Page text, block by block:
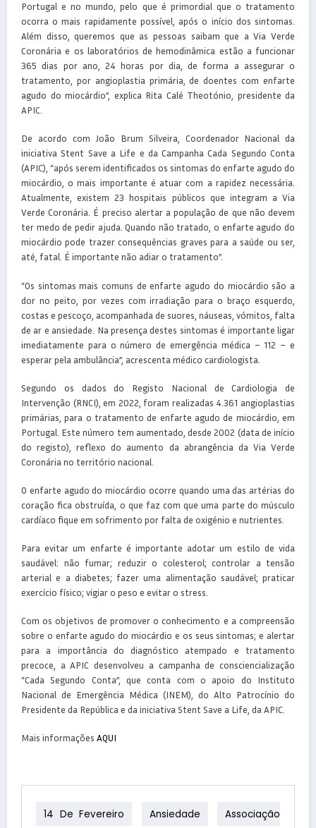
Portugal e no mundo, pelo que é primordial que o tratamento
ocorra o mais rapidamente possível, após o início dos sintomas.
Além disso, queremos que as pessoas saibam que a Via Verde
Coronária e os laboratórios de hemodinâmica estão a funcionar
365 dias por ano, 24 horas por dia, de forma a assegurar o
tratamento, por angioplastia primária, de doentes com enfarte
agudo do miocárdio”, explica Rita Calé Theotónio, presidente da
APIC.
De acordo com João Brum Silveira, Coordenador Nacional da
iniciativa Stent Save a Life e da Campanha Cada Segundo Conta
(APIC), “após serem identificados os sintomas do enfarte agudo do
miocárdio, o mais importante é atuar com a rapidez necessária.
Atualmente, existem 23 hospitais públicos que integram a Via
Verde Coronária. É preciso alertar a população de que não devem
ter medo de pedir ajuda. Quando não tratado, o enfarte agudo do
miocárdio pode trazer consequências graves para a saúde ou ser,
até, fatal. É importante não adiar o tratamento”.
“Os sintomas mais comuns de enfarte agudo do miocárdio são a
dor no peito, por vezes com irradiação para o braço esquerdo,
costas e pescoço, acompanhada de suores, náuseas, vómitos, falta
de ar e ansiedade. Na presença destes sintomas é importante ligar
imediatamente para o número de emergência médica – 112 – e
esperar pela ambulância”, acrescenta médico cardiologista.
Segundo os dados do Registo Nacional de Cardiologia de
Intervenção (RNCI), em 2022, foram realizadas 4.361 angioplastias
primárias, para o tratamento de enfarte agudo de miocárdio, em
Portugal. Este número tem aumentado, desde 2002 (data de início
do registo), reflexo do aumento da abrangência da Via Verde
Coronária no território nacional.
O enfarte agudo do miocárdio ocorre quando uma das artérias do
coração fica obstruída, o que faz com que uma parte do músculo
cardíaco fique em sofrimento por falta de oxigénio e nutrientes.
Para evitar um enfarte é importante adotar um estilo de vida
saudável: não fumar; reduzir o colesterol; controlar a tensão
arterial e a diabetes; fazer uma alimentação saudável; praticar
exercício físico; vigiar o peso e evitar o stress.
Com os objetivos de promover o conhecimento e a compreensão
sobre o enfarte agudo do miocárdio e os seus sintomas; e alertar
para a importância do diagnóstico atempado e tratamento
precoce, a APIC desenvolveu a campanha de consciencialização
“Cada Segundo Conta”, que conta com o apoio do Instituto
Nacional de Emergência Médica (INEM), do Alto Patrocínio do
Presidente da República e da iniciativa Stent Save a Life, da APIC.
Mais informações AQUI
14 De Fevereiro Ansiedade Associação